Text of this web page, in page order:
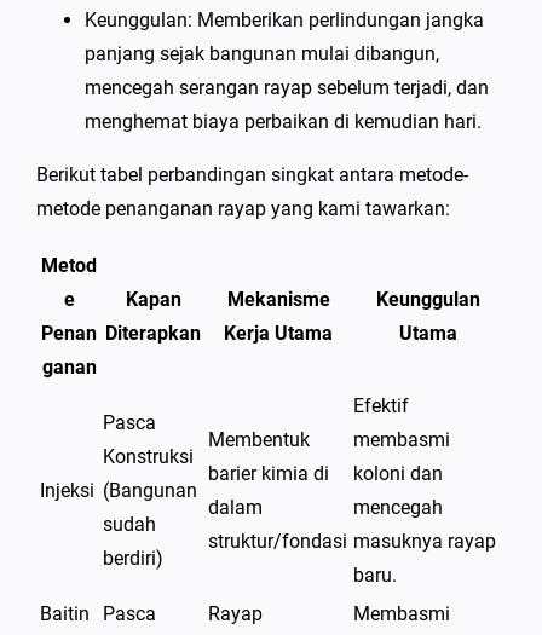
Keunggulan: Memberikan perlindungan jangka
panjang sejak bangunan mulai dibangun,
mencegah serangan rayap sebelum terjadi, dan
menghemat biaya perbaikan di kemudian hari.
Berikut tabel perbandingan singkat antara metode-
metode penanganan rayap yang kami tawarkan:
Metod
e
Penan
ganan
Kapan
Diterapkan
Mekanisme
Kerja Utama
Keunggulan
Utama
Injeksi
Pasca
Konstruksi
(Bangunan
sudah
berdiri)
Membentuk
barier kimia di
dalam
struktur/fondasi
Efektif
membasmi
koloni dan
mencegah
masuknya rayap
baru.
Baitin
Pasca
Rayap
Membasmi